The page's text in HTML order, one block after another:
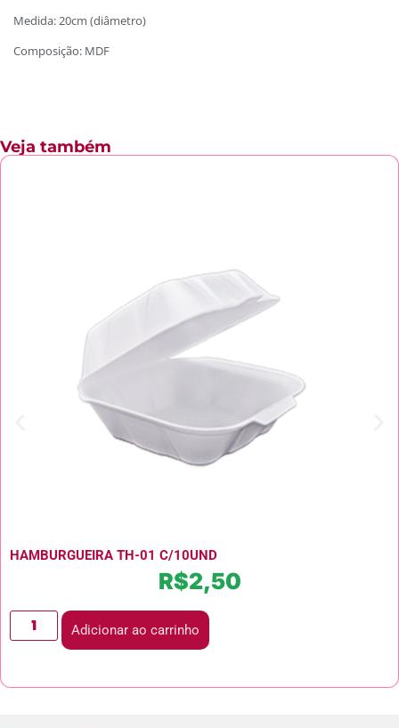
Medida: 20cm (diâmetro)
Composição: MDF
Veja também
HAMBURGUEIRA TH-01 C/10UND
R$2,50
Adicionar ao carrinho